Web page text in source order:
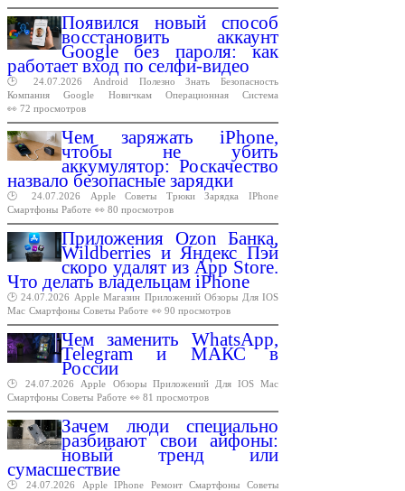
Появился новый способ
восстановить аккаунт
Google без пароля: как
работает вход по селфи-видео
🕑 24.07.2026 Android Полезно Знать
Безопасность
Компания
Google Новичкам Операционная
Система
👀 72 просмотров
Чем заряжать iPhone,
чтобы не убить
аккумулятор: Роскачество
назвало безопасные зарядки
🕑 24.07.2026 Apple Советы Трюки Зарядка
IPhone
Смартфоны Работе 👀 80 просмотров
Приложения Ozon Банка,
Wildberries и Яндекс Пэй
скоро удалят из App Store.
Что делать владельцам iPhone
🕑 24.07.2026 Apple Магазин Приложений Обзоры Для IOS
Mac Смартфоны Советы Работе 👀 90 просмотров
Чем заменить WhatsApp,
Telegram и МАКС в
России
🕑 24.07.2026 Apple Обзоры Приложений Для IOS Mac
Смартфоны Советы Работе 👀 81 просмотров
Зачем люди специально
разбивают свои айфоны:
новый тренд или
сумасшествие
🕑 24.07.2026 Apple IPhone Ремонт Смартфоны
Советы